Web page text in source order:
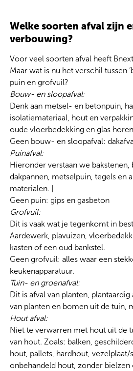
Welke soorten afval zijn
verbouwing?
Voor veel soorten afval heeft
Maar wat is nu het verschil tussen
puin en grofvuil?
Bouw- en sloopafval:
Denk aan metsel- en betonpuin,
isolatiemateriaal, hout en
oude vloerbedekking en glas
Geen bouw- en sloopafval:
Puinafval:
Hieronder verstaan we bakstenen,
dakpannen, metselpuin, tegels en
materialen. |
Geen puin: gips en gasbeton
Grofvuil:
Dit is vaak wat je tegenkomt in
Aardewerk, plavuizen,
kasten of een oud bankstel.
Geen grofvuil: alles waar een
keukenapparatuur.
Tuin- en groenafval:
Dit is afval van planten,
van planten en bomen uit de tuin,
Hout afval:
Niet te verwarren met hout uit de
van hout. Zoals: balken,
hout, pallets, hardhout, vezelplaat/
onbehandeld hout, zonder